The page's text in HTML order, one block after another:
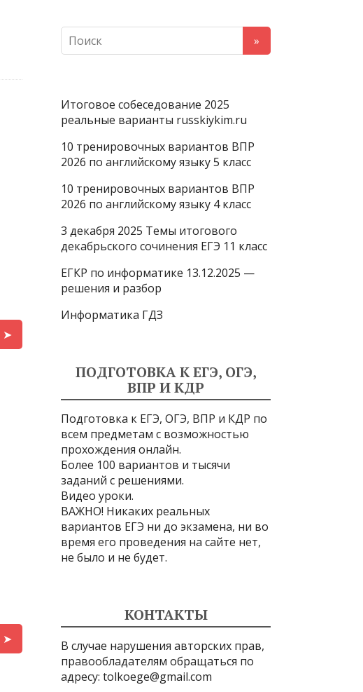
Итоговое собеседование 2025
реальные варианты russkiykim.ru
10 тренировочных вариантов ВПР
2026 по английскому языку 5 класс
10 тренировочных вариантов ВПР
2026 по английскому языку 4 класс
3 декабря 2025 Темы итогового
декабрьского сочинения ЕГЭ 11 класс
ЕГКР по информатике 13.12.2025 —
решения и разбор
Информатика ГДЗ
ПОДГОТОВКА К ЕГЭ, ОГЭ,
ВПР И КДР
Подготовка к ЕГЭ, ОГЭ, ВПР и КДР по
всем предметам с возможностью
прохождения онлайн.
Более 100 вариантов и тысячи
заданий с решениями.
Видео уроки.
ВАЖНО! Никаких реальных
вариантов ЕГЭ ни до экзамена, ни во
время его проведения на сайте нет,
не было и не будет.
КОНТАКТЫ
В случае нарушения авторских прав,
правообладателям обращаться по
адресу: tolkoege@gmail.com